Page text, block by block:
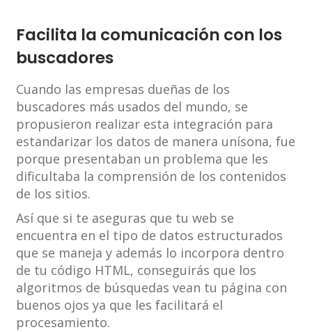
Facilita la comunicación con los
buscadores
Cuando las empresas dueñas de los
buscadores más usados del mundo, se
propusieron realizar esta integración para
estandarizar los datos de manera unísona, fue
porque presentaban un problema que les
dificultaba la comprensión de los contenidos
de los sitios.
Así que si te aseguras que tu web se
encuentra en el tipo de datos estructurados
que se maneja y además lo incorpora dentro
de tu código HTML, conseguirás que los
algoritmos de búsquedas vean tu página con
buenos ojos ya que les facilitará el
procesamiento.